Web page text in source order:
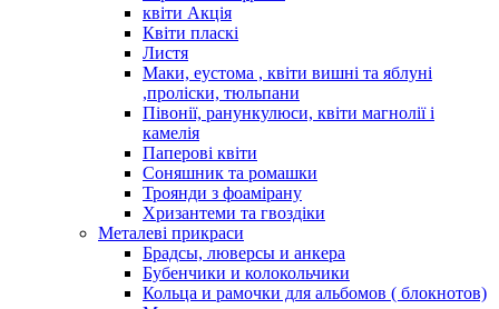
квіти Акція
Квіти пласкі
Листя
Маки, еустома , квіти вишні та яблуні
,проліски, тюльпани
Півонії, ранункулюси, квіти магнолії і
камелія
Паперові квіти
Соняшник та ромашки
Троянди з фоамірану
Хризантеми та гвоздіки
Металеві прикраси
Брадсы, люверсы и анкера
Бубенчики и колокольчики
Кольца и рамочки для альбомов ( блокнотов)